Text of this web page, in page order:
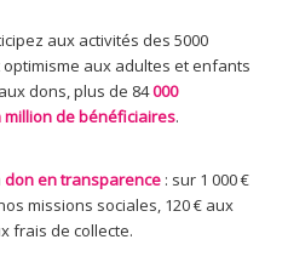
aux activités des 5000
aux adultes et enfants
dons, plus de 84000
million de bénéficiaires.
don en transparence : sur 1 000 €
missions sociales, 120 € aux
frais de collecte.